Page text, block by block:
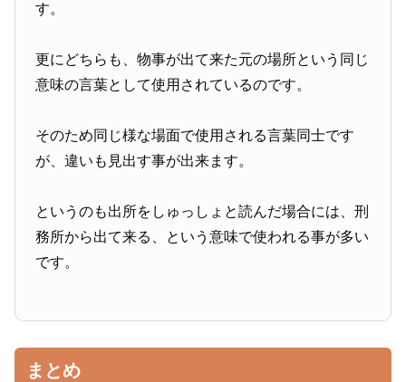
す。
更にどちらも、物事が出て来た元の場所という同じ
意味の言葉として使用されているのです。
そのため同じ様な場面で使用される言葉同士です
が、違いも見出す事が出来ます。
というのも出所をしゅっしょと読んだ場合には、刑
務所から出て来る、という意味で使われる事が多い
です。
まとめ